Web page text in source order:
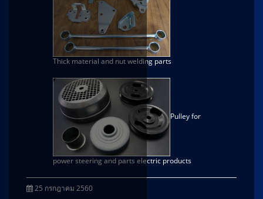
Thick material and nut welding parts
Pulley for
power steering and parts electric products
25 กรกฎาคม 2560